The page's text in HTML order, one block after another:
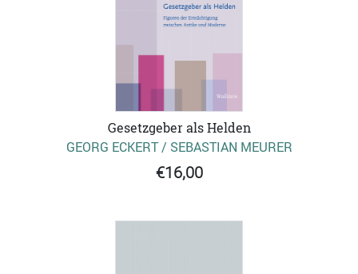
Gesetzgeber als Helden
GEORG ECKERT / SEBASTIAN MEURER
€16,00